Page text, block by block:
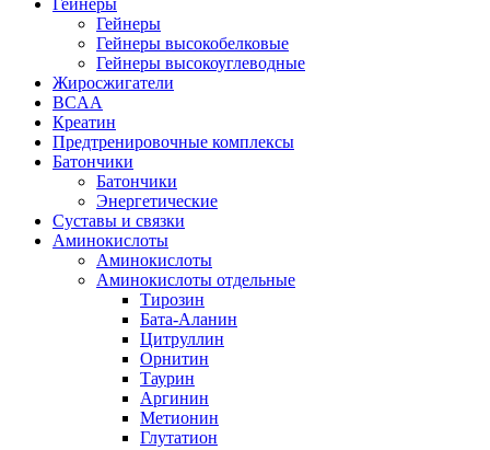
Гейнеры
Гейнеры высокобелковые
Гейнеры высокоуглеводные
Жиросжигатели
BCAA
Креатин
Предтренировочные комплексы
Батончики
Батончики
Энергетические
Суставы и связки
Аминокислоты
Аминокислоты
Аминокислоты отдельные
Тирозин
Бата-Аланин
Цитруллин
Орнитин
Таурин
Аргинин
Метионин
Глутатион